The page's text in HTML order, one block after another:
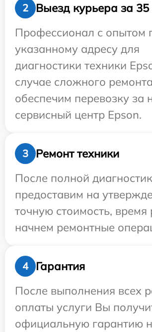
2
Выезд курьера за 35
Профессионал с опытом
указанному адресу для
диагностики техники
случае сложного
обеспечим перевозку за
сервисный центр Epson.
3
Ремонт техники
После полной
предоставим на
точную стоимость, время
начнем ремонтные
4
Гарантия
После выполнения всех
оплаты услуги Вы
официальную гарантию